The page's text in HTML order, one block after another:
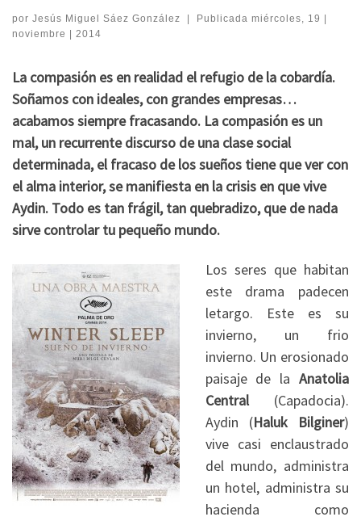
por Jesús Miguel Sáez González | Publicada miércoles, 19 |
noviembre | 2014
La compasión es en realidad el refugio de la cobardía.
Soñamos con ideales, con grandes empresas…
acabamos siempre fracasando. La compasión es un
mal, un recurrente discurso de una clase social
determinada, el fracaso de los sueños tiene que ver con
el alma interior, se manifiesta en la crisis en que vive
Aydin. Todo es tan frágil, tan quebradizo, que de nada
sirve controlar tu pequeño mundo.
Los seres que habitan
este drama padecen
letargo. Este es su
invierno, un frio
invierno. Un erosionado
paisaje de la Anatolia
Central(Capadocia).
Aydin (Haluk Bilginer)
vive casi enclaustrado
del mundo, administra
un hotel, administra su
hacienda como